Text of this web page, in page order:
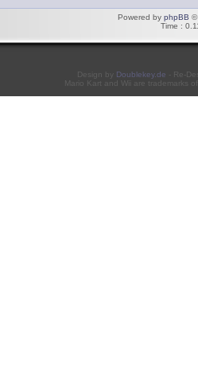
Powered by phpBB ©
Time :
Design by Doublekey.de - Re-
Mario Kart and Wii are trademarks